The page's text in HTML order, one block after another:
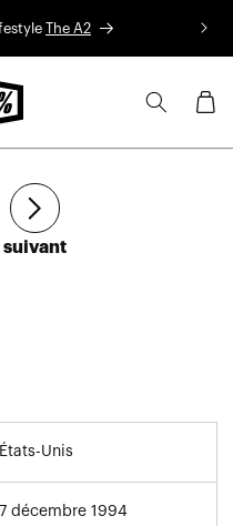
The A2
Panier
Article
suivant
États-Unis
7 décembre 1994